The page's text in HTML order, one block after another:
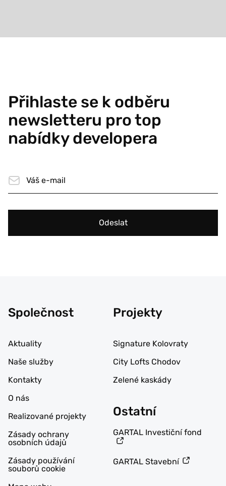
Přihlaste se k odběru
newsletteru pro top
nabídky developera
Odeslat
Společnost
Aktuality
Naše služby
Kontakty
O nás
Realizované projekty
Zásady ochrany
osobních údajů
Zásady používání
souborů cookie
Projekty
Signature Kolovraty
City Lofts Chodov
Zelené kaskády
Ostatní
GARTAL Investiční fond
GARTAL Stavební